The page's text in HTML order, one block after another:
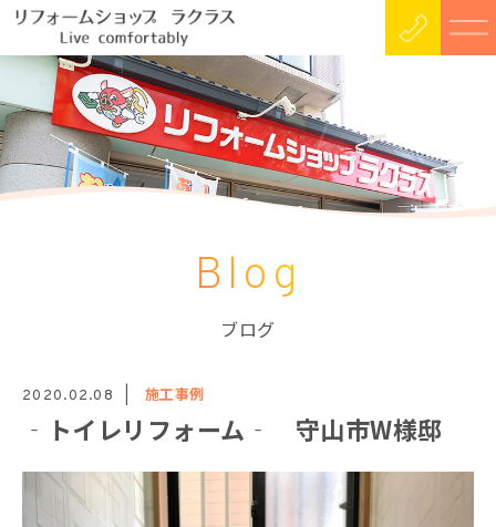
Blog
ブログ
2020.02.08 施工事例
‐トイレリフォーム‐ 守山市W様邸